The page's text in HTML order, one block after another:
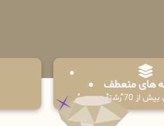
های منعطف
70 رشته